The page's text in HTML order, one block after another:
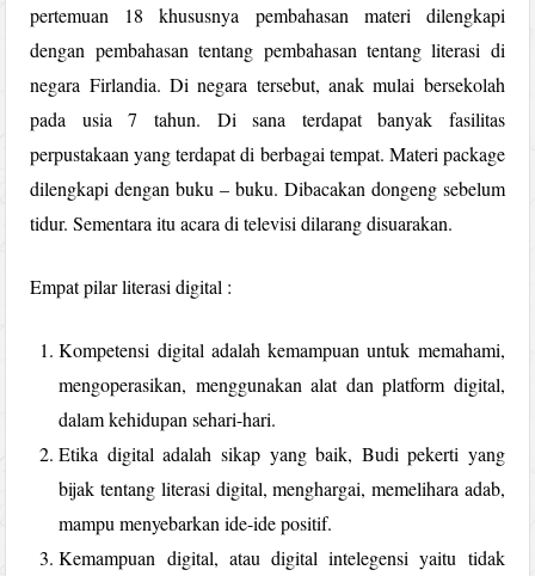
pertemuan 18 khususnya pembahasan materi dilengkapi
dengan pembahasan tentang pembahasan tentang literasi di
negara Firlandia. Di negara tersebut, anak mulai bersekolah
pada usia 7 tahun. Di sana terdapat banyak fasilitas
perpustakaan yang terdapat di berbagai tempat. Materi package
dilengkapi dengan buku – buku. Dibacakan dongeng sebelum
tidur. Sementara itu acara di televisi dilarang disuarakan.
Empat pilar literasi digital :
Kompetensi digital adalah kemampuan untuk memahami,
mengoperasikan, menggunakan alat dan platform digital,
dalam kehidupan sehari-hari.
Etika digital adalah sikap yang baik, Budi pekerti yang
bijak tentang literasi digital, menghargai, memelihara adab,
mampu menyebarkan ide-ide positif.
Kemampuan digital, atau digital intelegensi yaitu tidak